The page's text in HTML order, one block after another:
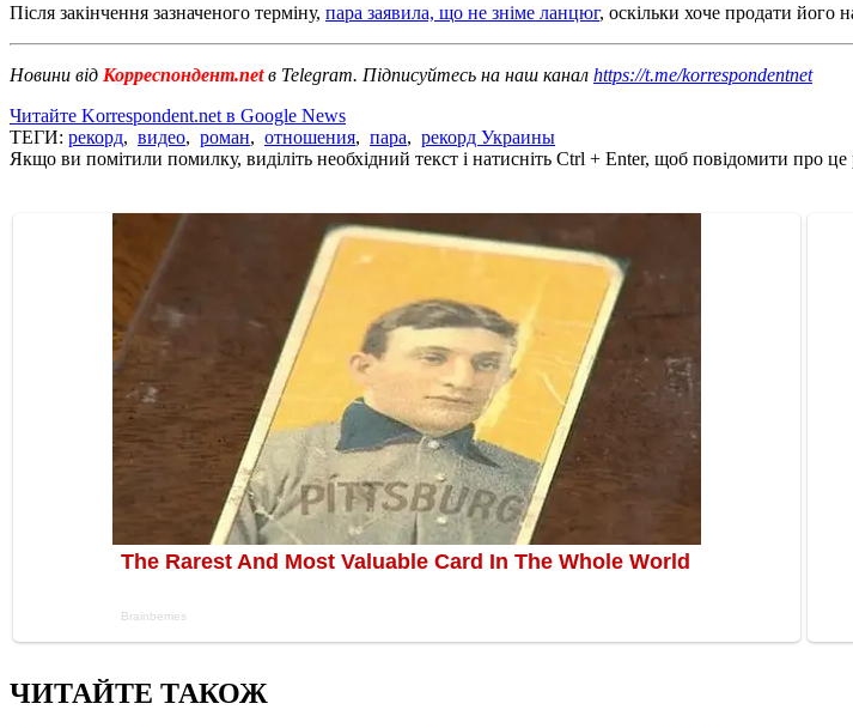
Після закінчення зазначеного терміну, пара заявила, що не зніме ланцюг, оскільки хоче продати його
Новини від Корреспондент.netв Telegram. Підписуйтесь на наш канал https://t.me/korrespondentnet
Читайте Korrespondent.net в Google News
ТЕГИ: рекорд, видео, роман, отношения, пара, рекорд Украины
Якщо ви помітили помилку, виділіть необхідний текст і натисніть Ctrl + Enter, щоб повідомити про це
ЧИТАЙТЕ ТАКОЖ